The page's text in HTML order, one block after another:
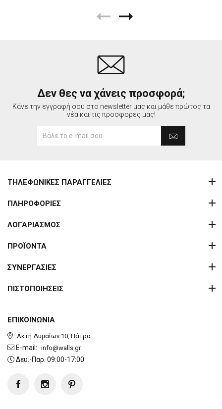
Δεν θες να χάνεις προσφορά;
Κάνε την εγγραφή σου στο newsletter μας και μάθε πρώτος τα
νέα και τις προσφορές μας!
ΕΠΙΚΟΙΝΩΝΙΑ
Ακτή Δυμαίων 10, Πάτρα
E-mail: info@walls.gr
Δευ.-Παρ. 09:00-17:00
ΤΗΛΕΦΩΝΙΚΕΣ ΠΑΡΑΓΓΕΛΙΕΣ
ΠΛΗΡΟΦΟΡΙΕΣ
ΛΟΓΑΡΙΑΣΜΟΣ
ΠΡΟΪΟΝΤΑ
ΣΥΝΕΡΓΑΣΙΕΣ
ΠΙΣΤΟΠΟΙΗΣΕΙΣ